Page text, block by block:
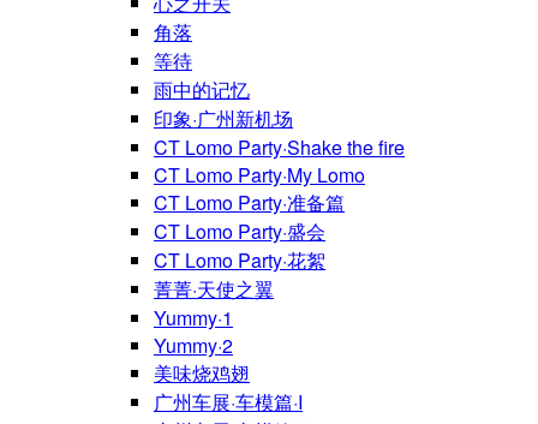
角落
等待
雨中的记忆
印象·广州新机场
CT Lomo Party·Shake the fire
CT Lomo Party·My Lomo
CT Lomo Party·准备篇
CT Lomo Party·盛会
CT Lomo Party·花絮
菁菁·天使之翼
Yummy·1
Yummy·2
美味烧鸡翅
广州车展·车模篇·I